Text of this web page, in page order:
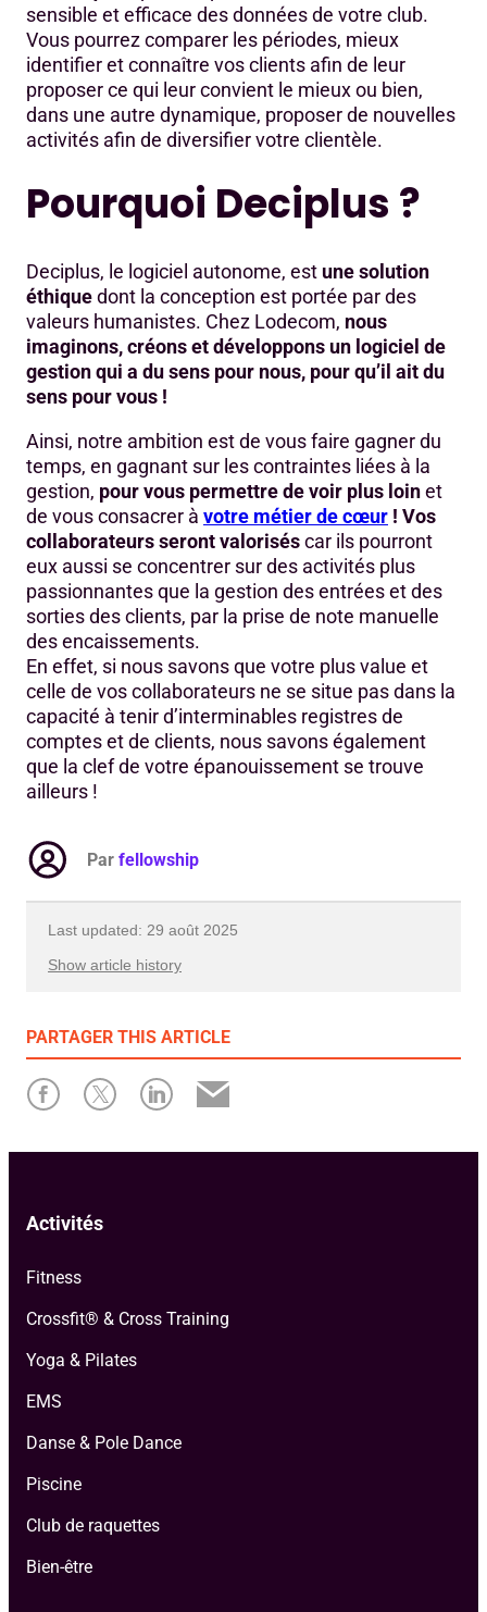
PARTAGER THIS ARTICLE
sensible et efficace des données de votre club.
Vous pourrez comparer les périodes, mieux
identifier et connaître vos clients afin de leur
proposer ce qui leur convient le mieux ou bien,
dans une autre dynamique, proposer de nouvelles
activités afin de diversifier votre clientèle.
Pourquoi Deciplus ?
Deciplus, le logiciel autonome, est une solution
éthiquedont la conception est portée par des
valeurs humanistes. Chez Lodecom, nous
imaginons, créons et développons un logiciel de
gestion qui a du sens pour nous, pour qu’il ait du
sens pour vous !
Ainsi, notre ambition est de vous faire gagner du
temps, en gagnant sur les contraintes liées à la
gestion, pour vous permettre de voir plus loinet
de vous consacrer à votre métier de cœur ! Vos
collaborateurs seront valoriséscar ils pourront
eux aussi se concentrer sur des activités plus
passionnantes que la gestion des entrées et des
sorties des clients, par la prise de note manuelle
des encaissements.
En effet, si nous savons que votre plus value et
celle de vos collaborateurs ne se situe pas dans la
capacité à tenir d’interminables registres de
comptes et de clients, nous savons également
que la clef de votre épanouissement se trouve
ailleurs !
Par fellowship
Last updated: 29 août 2025
Show article history
Written by: fellowship
Activités
Fitness
Crossfit® & Cross Training
Yoga & Pilates
EMS
Danse & Pole Dance
Piscine
Club de raquettes
Bien-être